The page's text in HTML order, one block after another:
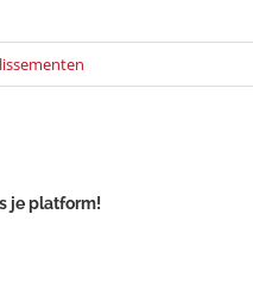
je platform!